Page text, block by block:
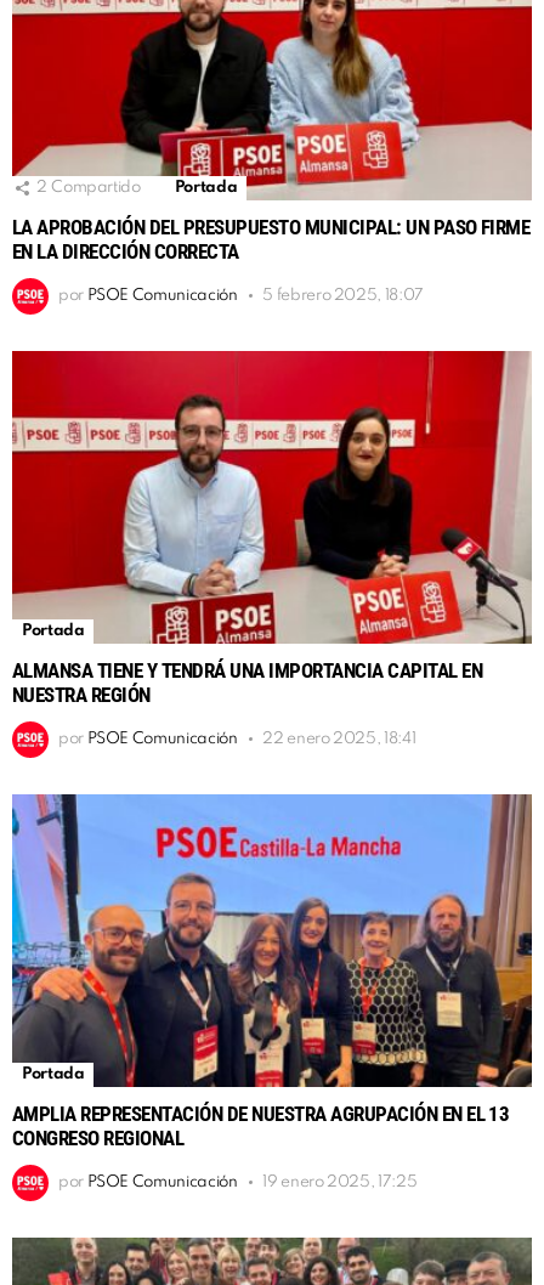
2 Compartido Portada
LA APROBACIÓN DEL PRESUPUESTO MUNICIPAL: UN PASO FIRME
EN LA DIRECCIÓN CORRECTA
por PSOE Comunicación 5 febrero 2025, 18:07
Portada
ALMANSA TIENE Y TENDRÁ UNA IMPORTANCIA CAPITAL EN
NUESTRA REGIÓN
por PSOE Comunicación 22 enero 2025, 18:41
Portada
AMPLIA REPRESENTACIÓN DE NUESTRA AGRUPACIÓN EN EL 13
CONGRESO REGIONAL
por PSOE Comunicación 19 enero 2025, 17:25